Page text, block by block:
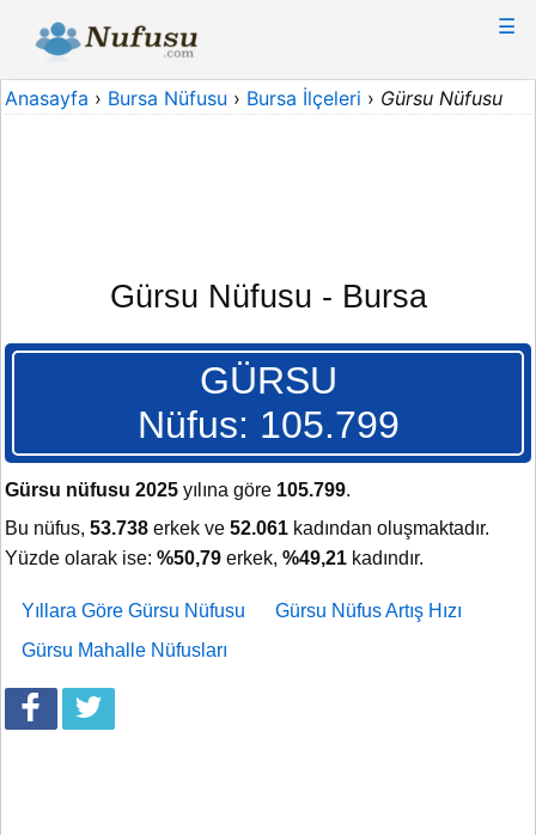
☰
Anasayfa › Bursa Nüfusu › Bursa İlçeleri › Gürsu Nüfusu
Gürsu Nüfusu - Bursa
GÜRSU
Nüfus: 105.799
Gürsu nüfusu 2025 yılına göre 105.799.
Bu nüfus, 53.738 erkek ve 52.061 kadından oluşmaktadır.
Yüzde olarak ise: %50,79 erkek, %49,21 kadındır.
Yıllara Göre Gürsu Nüfusu
Gürsu Nüfus Artış Hızı
Gürsu Mahalle Nüfusları